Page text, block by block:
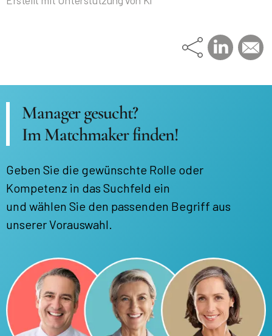
Manager gesucht?
Im Matchmaker finden!
Geben Sie die gewünschte Rolle oder
Kompetenz in das Suchfeld ein
und wählen Sie den passenden Begriff aus
unserer Vorauswahl.